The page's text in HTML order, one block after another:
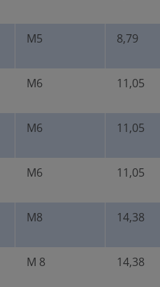
M5 8,79
M6 11,05
M6 11,05
M6 11,05
M8 14,38
M 8 14,38